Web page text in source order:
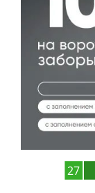
27